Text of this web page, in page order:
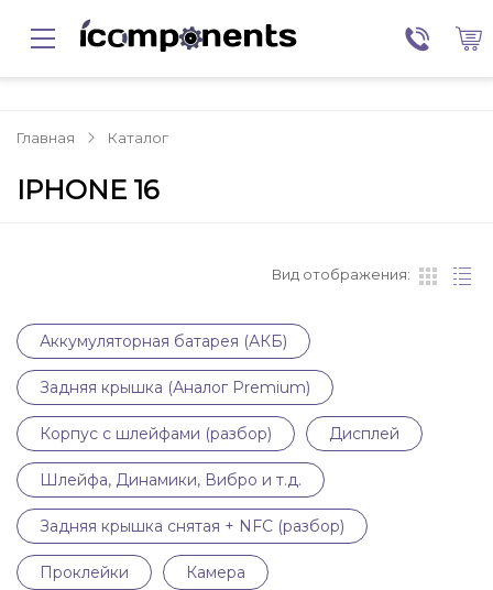
Главная Каталог
IPHONE 16
Вид отображения:
Аккумуляторная батарея (АКБ)
Задняя крышка (Аналог Premium)
Корпус с шлейфами (разбор) Дисплей
Шлейфа, Динамики, Вибро и т.д.
Задняя крышка снятая + NFC (разбор)
Проклейки Камера